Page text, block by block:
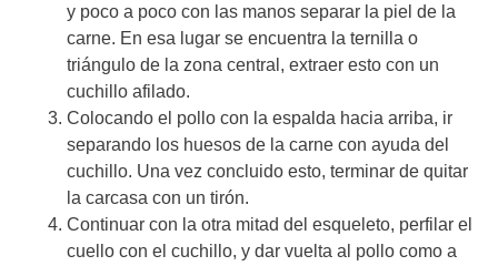
y poco a poco con las manos separar la piel de la
carne. En esa lugar se encuentra la ternilla o
triángulo de la zona central, extraer esto con un
cuchillo afilado.
Colocando el pollo con la espalda hacia arriba, ir
separando los huesos de la carne con ayuda del
cuchillo. Una vez concluido esto, terminar de quitar
la carcasa con un tirón.
Continuar con la otra mitad del esqueleto, perfilar el
cuello con el cuchillo, y dar vuelta al pollo como a